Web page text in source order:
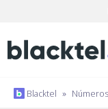
Blacktel »